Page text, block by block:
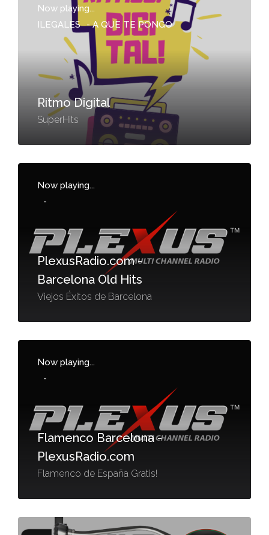
Now playing...
ILEGALES -A QUE TE PONGO
Ritmo Digital
SuperHits
Now playing...
-
PlexusRadio.com -
Barcelona Old Hits
Viejos Éxitos de Barcelona
Now playing...
-
Flamenco Barcelona -
PlexusRadio.com
Flamenco de España Gratis!